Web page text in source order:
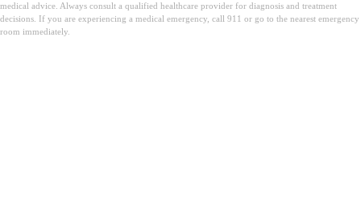
medical advice. Always consult a qualified healthcare provider for diagnosis and treatment
decisions. If you are experiencing a medical emergency, call 911 or go to the nearest emergency
room immediately.